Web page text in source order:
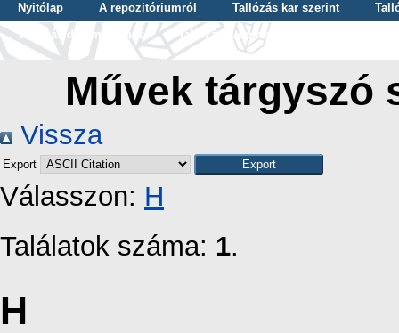
Nyitólap A repozitóriumról Tallózás kar szerint
Tallózás dátum szerint
Tallózás tudományterület szerint
Művek tárgyszó
Vissza
Export
Válasszon: H
Találatok száma: 1.
H